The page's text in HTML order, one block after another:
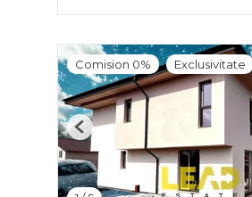
Comision 0% Exclusivitate
Previous